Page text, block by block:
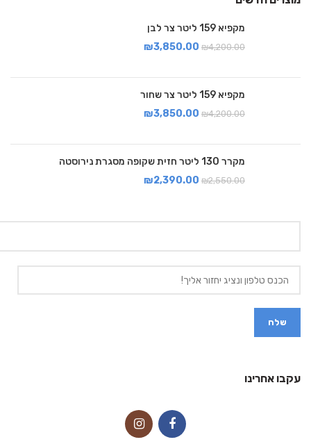
מקפיא 159 ליטר צר לבן
₪4,200.00
₪3,850.00
מקפיא 159 ליטר צר שחור
₪4,200.00
₪3,850.00
מקרר 130 ליטר חזית שקופה מסגרת נירוסטה
₪2,550.00
₪2,390.00
עקבו אחרינו